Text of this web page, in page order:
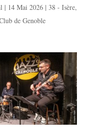
| 14 Mai 2026| 38 - Isère,
de Genoble